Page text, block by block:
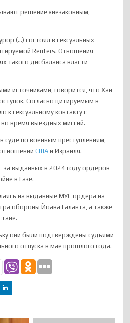
решение «незаконным,
(…) состоял в сексуальных
Reuters. Отношения
такого дисбаланса власти
источниками, говорится, что Хан
Согласно цитируемым в
к сексуальному контакту с
во время выездных миссий.
суде по военным преступлениям,
отношенииСША и Израиля.
за выданных в 2024 году ордеров
в Газе.
на выданные МУС ордера на
обороны Йоава Галанта, а также
они были подтверждены судьями
отпуска в мае прошлого года.